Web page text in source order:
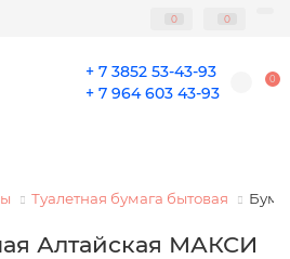
0 0
+ 7 3852 53-43-93
+ 7 964 603 43-93
0
Туалетная бумага бытовая
Алтайская МАКСИ